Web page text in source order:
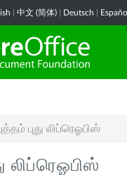
中文 (简体) Deutsch
புது லிப்ரெஓபிஸ்
லிப்ரெஓபிஸ்